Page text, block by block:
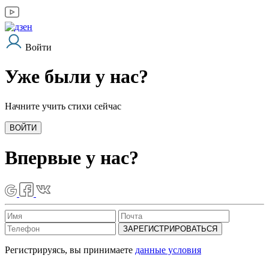
Войти
Уже были у нас?
Начните учить стихи сейчас
ВОЙТИ
Впервые у нас?
ЗАРЕГИСТРИРОВАТЬСЯ
Регистрируясь, вы принимаете данные условия